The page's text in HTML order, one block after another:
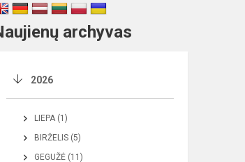
archyvas
2026
LIEPA (1)
BIRŽELIS (5)
GEGUŽĖ (11)